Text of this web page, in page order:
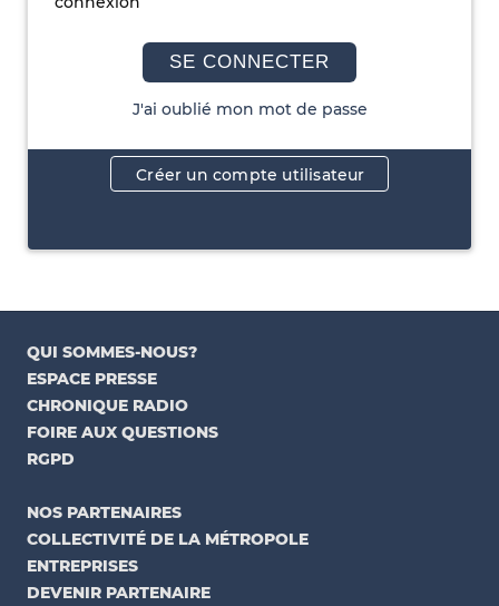
SE CONNECTER
J'ai oublié mon mot de passe
Créer un compte utilisateur
QUI SOMMES-NOUS?
ESPACE PRESSE
CHRONIQUE RADIO
FOIRE AUX QUESTIONS
RGPD
NOS PARTENAIRES
COLLECTIVITÉ DE LA MÉTROPOLE
ENTREPRISES
DEVENIR PARTENAIRE